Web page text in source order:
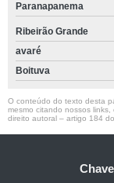
Paranapanema
Ribeirão Grande
avaré
Boituva
O conteúdo do texto desta
mesmo citando nossos
direito autoral – artigo 184